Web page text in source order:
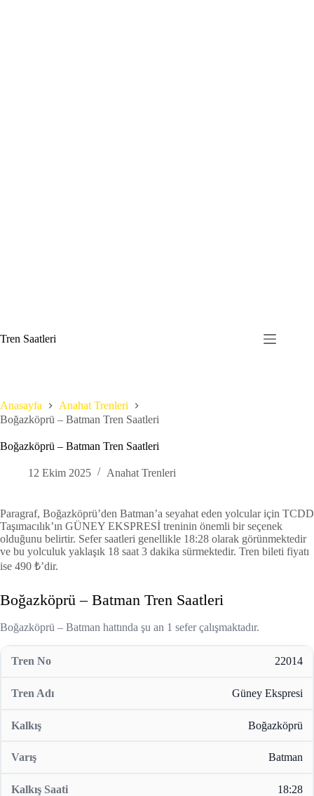
to
content
Tren Saatleri
Anasayfa
Anahat Trenleri
Boğazköprü – Batman Tren Saatleri
Boğazköprü – Batman Tren Saatleri
12 Ekim 2025 Anahat Trenleri
Paragraf, Boğazköprü’den Batman’a seyahat eden yolcular için TCDD
Taşımacılık’ın GÜNEY EKSPRESİ treninin önemli bir seçenek
olduğunu belirtir. Sefer saatleri genellikle 18:28 olarak görünmektedir
ve bu yolculuk yaklaşık 18 saat 3 dakika sürmektedir. Tren bileti fiyatı
ise 490 ₺’dir.
Boğazköprü – Batman Tren Saatleri
Boğazköprü – Batman hattında şu an 1 sefer çalışmaktadır.
22014
Güney Ekspresi
Boğazköprü
Batman
18:28